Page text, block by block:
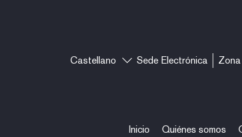
Castellano Sede Electrónica
Inicio Quiénes somos